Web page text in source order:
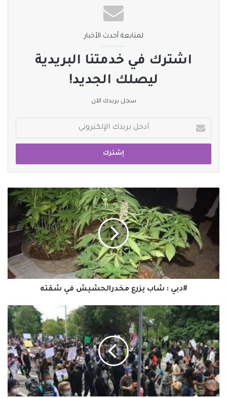
لمتابعة أحدث الأخبار
اشترك في خدمتنا البريدية
ليصلك الجديد!
سجل بريدك الآن
بريدك
الإلكتروني
:
شاب
مخدرالحشيش
في
#دبي : شاب يزرع مخدرالحشيش في شقته
#كندا
:
الاحتجاجات
تتواصل
ضد
الشرطة